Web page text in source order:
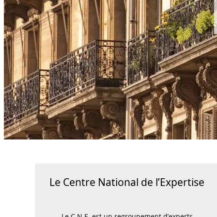
-
- ...
Le Centre National de l’Expertise